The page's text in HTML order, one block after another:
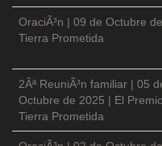
OraciÃ³n | 09 de Octubre
Tierra Prometida
2Âª ReuniÃ³n familiar | 05
Octubre de 2025 | El
Tierra Prometida